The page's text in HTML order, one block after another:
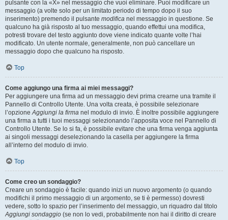
pulsante con la «X» nel messaggio che vuoi eliminare. Puoi modificare un
messaggio (a volte solo per un limitato periodo di tempo dopo il suo
inserimento) premendo il pulsante modifica nel messaggio in questione. Se
qualcuno ha già risposto al tuo messaggio, quando effettui una modifica,
potresti trovare del testo aggiunto dove viene indicato quante volte l’hai
modificato. Un utente normale, generalmente, non può cancellare un
messaggio dopo che qualcuno ha risposto.
Top
Come aggiungo una firma ai miei messaggi?
Per aggiungere una firma ad un messaggio devi prima crearne una tramite il
Pannello di Controllo Utente. Una volta creata, è possibile selezionare
l’opzioneAggiungi la firma nel modulo di invio. È inoltre possibile aggiungere
una firma a tutti i tuoi messaggi selezionando l’apposita voce nel Pannello di
Controllo Utente. Se lo si fa, è possibile evitare che una firma venga aggiunta
ai singoli messaggi deselezionando la casella per aggiungere la firma
all’interno del modulo di invio.
Top
Come creo un sondaggio?
Creare un sondaggio è facile: quando inizi un nuovo argomento (o quando
modifichi il primo messaggio di un argomento, se ti è permesso) dovresti
vedere, sotto lo spazio per l’inserimento del messaggio, un riquadro dal titolo
Aggiungi sondaggio (se non lo vedi, probabilmente non hai il diritto di creare